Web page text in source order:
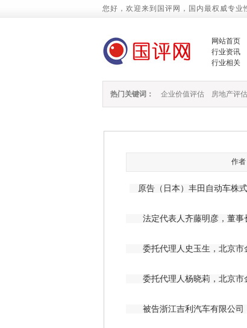
您好，欢迎来到国评网，国内最权威专业
网站首页
行业资讯
行业相关
热门关键词： 企业价值评估 房地产评估
作者
原告（日本）丰田自动车株式
法定代表人齐藤明彦，董事
委托代理人史玉生，北京市
委托代理人杨晓莉，北京市
被告浙江吉利汽车有限公司，